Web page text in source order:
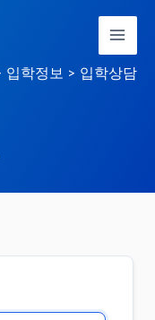
입학정보 입학상담